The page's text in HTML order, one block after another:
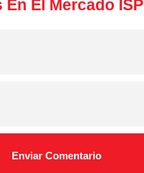
En El Mercado ISP